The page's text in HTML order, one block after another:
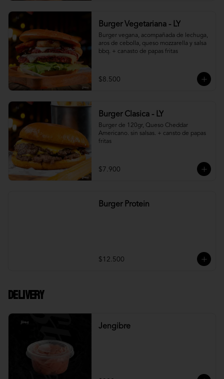
Burger Vegetariana - LY
Burger vegana, acompañada de lechuga,
aros de cebolla, queso mozzarella y salsa
bbq. + canasto de papas fritas
$8.500
Burger Clasica - LY
Burger de 120gr, Queso Cheddar
Americano. sin salsas. + cansto de papas
fritas
$7.900
Burger Protein
$12.500
DELIVERY
Jengibre